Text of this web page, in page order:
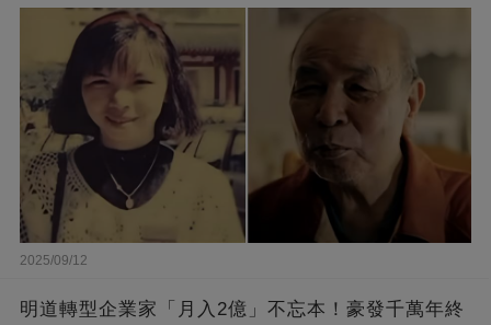
崩：真正的英雄不該被遺忘
2025/09/12
明道轉型企業家「月入2億」不忘本！豪發千萬年終